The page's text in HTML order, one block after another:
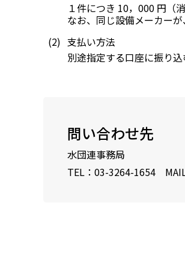
１件につき 10，000 円（
なお、同じ設備メーカー
支払い方法
別途指定する口座に振り込
問い合わせ先
水団連事務局
TEL：03-3264-1654